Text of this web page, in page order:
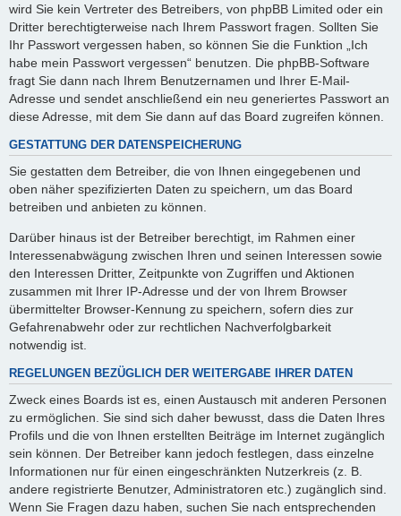
wird Sie kein Vertreter des Betreibers, von phpBB Limited oder ein
Dritter berechtigterweise nach Ihrem Passwort fragen. Sollten Sie
Ihr Passwort vergessen haben, so können Sie die Funktion „Ich
habe mein Passwort vergessen“ benutzen. Die phpBB-Software
fragt Sie dann nach Ihrem Benutzernamen und Ihrer E-Mail-
Adresse und sendet anschließend ein neu generiertes Passwort an
diese Adresse, mit dem Sie dann auf das Board zugreifen können.
GESTATTUNG DER DATENSPEICHERUNG
Sie gestatten dem Betreiber, die von Ihnen eingegebenen und
oben näher spezifizierten Daten zu speichern, um das Board
betreiben und anbieten zu können.
Darüber hinaus ist der Betreiber berechtigt, im Rahmen einer
Interessenabwägung zwischen Ihren und seinen Interessen sowie
den Interessen Dritter, Zeitpunkte von Zugriffen und Aktionen
zusammen mit Ihrer IP-Adresse und der von Ihrem Browser
übermittelter Browser-Kennung zu speichern, sofern dies zur
Gefahrenabwehr oder zur rechtlichen Nachverfolgbarkeit
notwendig ist.
REGELUNGEN BEZÜGLICH DER WEITERGABE IHRER DATEN
Zweck eines Boards ist es, einen Austausch mit anderen Personen
zu ermöglichen. Sie sind sich daher bewusst, dass die Daten Ihres
Profils und die von Ihnen erstellten Beiträge im Internet zugänglich
sein können. Der Betreiber kann jedoch festlegen, dass einzelne
Informationen nur für einen eingeschränkten Nutzerkreis (z. B.
andere registrierte Benutzer, Administratoren etc.) zugänglich sind.
Wenn Sie Fragen dazu haben, suchen Sie nach entsprechenden